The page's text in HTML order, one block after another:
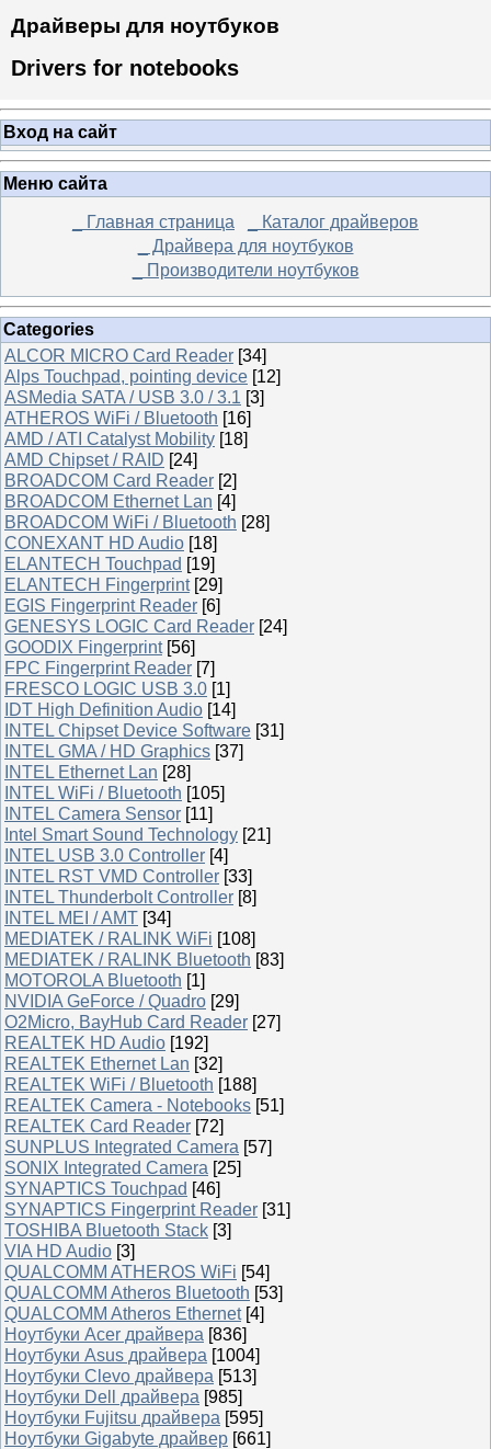
Драйверы для ноутбуков
Drivers for notebooks
Вход на сайт
Меню сайта
_ Главная страница
_ Каталог драйверов
_ Драйвера для ноутбуков
_ Производители ноутбуков
Categories
ALCOR MICRO Card Reader [34]
Alps Touchpad, pointing device [12]
ASMedia SATA / USB 3.0 / 3.1 [3]
ATHEROS WiFi / Bluetooth [16]
AMD / ATI Catalyst Mobility [18]
AMD Chipset / RAID [24]
BROADCOM Card Reader [2]
BROADCOM Ethernet Lan [4]
BROADCOM WiFi / Bluetooth [28]
CONEXANT HD Audio [18]
ELANTECH Touchpad [19]
ELANTECH Fingerprint [29]
EGIS Fingerprint Reader [6]
GENESYS LOGIC Card Reader [24]
GOODIX Fingerprint [56]
FPC Fingerprint Reader [7]
FRESCO LOGIC USB 3.0 [1]
IDT High Definition Audio [14]
INTEL Chipset Device Software [31]
INTEL GMA / HD Graphics [37]
INTEL Ethernet Lan [28]
INTEL WiFi / Bluetooth [105]
INTEL Camera Sensor [11]
Intel Smart Sound Technology [21]
INTEL USB 3.0 Controller [4]
INTEL RST VMD Controller [33]
INTEL Thunderbolt Controller [8]
INTEL MEI / AMT [34]
MEDIATEK / RALINK WiFi [108]
MEDIATEK / RALINK Bluetooth [83]
MOTOROLA Bluetooth [1]
NVIDIA GeForce / Quadro [29]
O2Micro, BayHub Card Reader [27]
REALTEK HD Audio [192]
REALTEK Ethernet Lan [32]
REALTEK WiFi / Bluetooth [188]
REALTEK Camera - Notebooks [51]
REALTEK Card Reader [72]
SUNPLUS Integrated Camera [57]
SONIX Integrated Camera [25]
SYNAPTICS Touchpad [46]
SYNAPTICS Fingerprint Reader [31]
TOSHIBA Bluetooth Stack [3]
VIA HD Audio [3]
QUALCOMM ATHEROS WiFi [54]
QUALCOMM Atheros Bluetooth [53]
QUALCOMM Atheros Ethernet [4]
Ноутбуки Acer драйвера [836]
Ноутбуки Asus драйвера [1004]
Ноутбуки Clevo драйвера [513]
Ноутбуки Dell драйвера [985]
Ноутбуки Fujitsu драйвера [595]
Ноутбуки Gigabyte драйвер [661]